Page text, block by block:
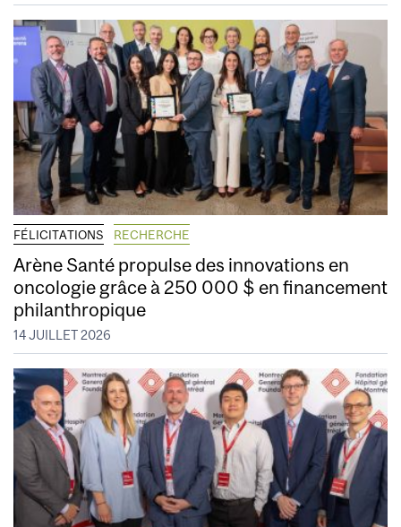
FÉLICITATIONS RECHERCHE
Arène Santé propulse des innovations en
oncologie grâce à 250 000 $ en financement
philanthropique
14 JUILLET 2026